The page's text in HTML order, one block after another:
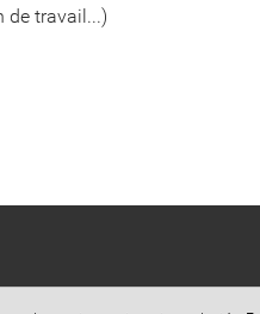
de travail...)